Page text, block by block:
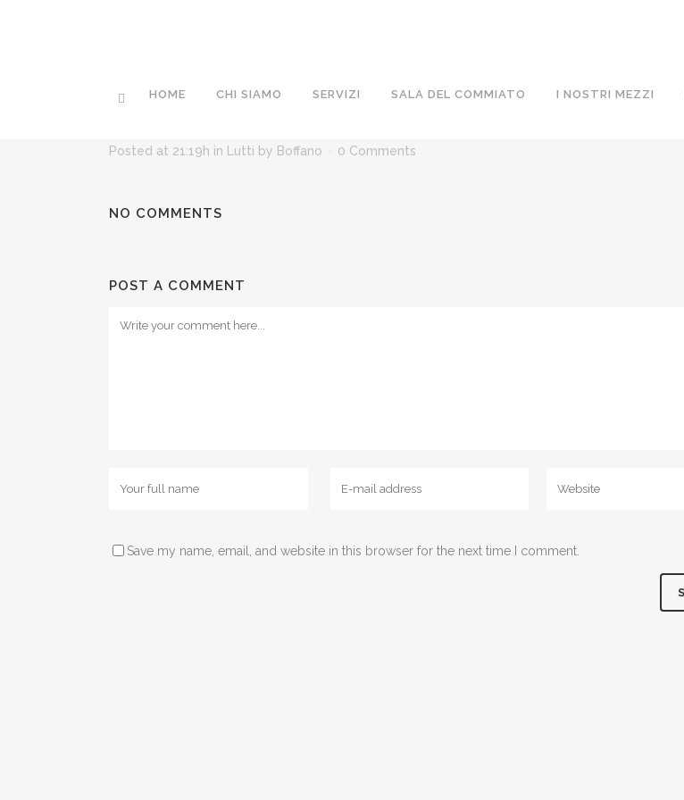
HOME CHI SIAMO SERVIZI SALA DEL COMMIATO I NOSTRI MEZZI
Posted at 21:19h in Lutti by Boffano 0 Comments
NO COMMENTS
POST A COMMENT
Save my name, email, and website in this browser for the next time I comment.